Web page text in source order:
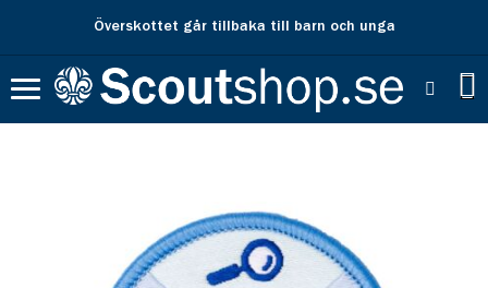
Överskottet går tillbaka till barn och unga